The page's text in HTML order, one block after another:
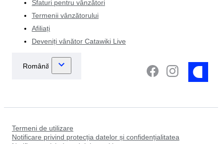
Sfaturi pentru vânzători
Termenii vânzătorului
Afiliați
Deveniți vânător Catawiki Live
Termeni de utilizare
Notificare privind protecția datelor și confidențialitatea